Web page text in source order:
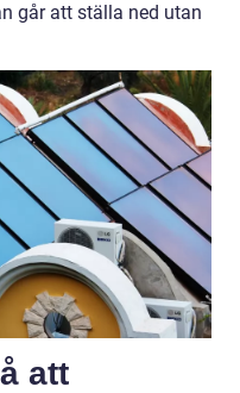
går att ställa ned utan
att